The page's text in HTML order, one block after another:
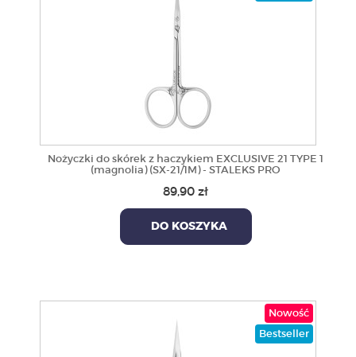
Nożyczki do skórek z haczykiem EXCLUSIVE 21 TYPE 1
(magnolia) (SX-21/1M) - STALEKS PRO
89,90 zł
DO KOSZYKA
Nowość
Bestseller